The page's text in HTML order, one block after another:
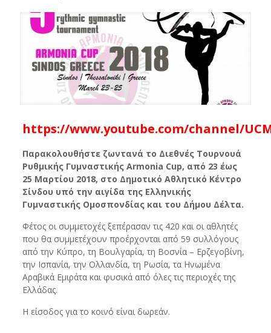
https://www.youtube.com/channel/
Παρακολουθήστε ζωντανά το Διεθνές Τουρνουά
Ρυθμικής Γυμναστικής Armonia Cup, από 23 έως
25 Μαρτίου 2018, στο Δημοτικό Αθλητικό Κέντρο
Σίνδου υπό την αιγίδα της Ελληνικής
Γυμναστικής Ομοσπονδίας και του Δήμου Δέλτα.
Φέτος οι συμμετοχές ξεπέρασαν τις 420 και οι αθλητές
που θα συμμετέχουν προέρχονται από 59 συλλόγους
από την Κύπρο, τη Βουλγαρία, τη Βοσνία – Ερζεγοβίνη,
την Ισπανία, την Ολλανδία, τη Ρωσία, τα Ηνωμένα
Αραβικά Εμιράτα και φυσικά από όλες τις περιοχές της
Ελλάδας.
Η είσοδος για το κοινό είναι δωρεάν.